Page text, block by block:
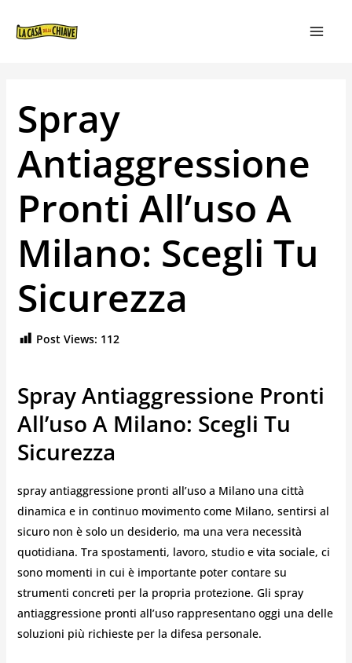
Spray
Antiaggressione
Pronti All’uso A
Milano: Scegli Tu
Sicurezza
Post Views: 112
Spray Antiaggressione Pronti
All’uso A Milano: Scegli Tu
Sicurezza
spray antiaggressione pronti all’uso a Milano una città
dinamica e in continuo movimento come Milano, sentirsi al
sicuro non è solo un desiderio, ma una vera necessità
quotidiana. Tra spostamenti, lavoro, studio e vita sociale, ci
sono momenti in cui è importante poter contare su
strumenti concreti per la propria protezione. Gli spray
antiaggressione pronti all’uso rappresentano oggi una delle
soluzioni più richieste per la difesa personale.
ARTICOLI